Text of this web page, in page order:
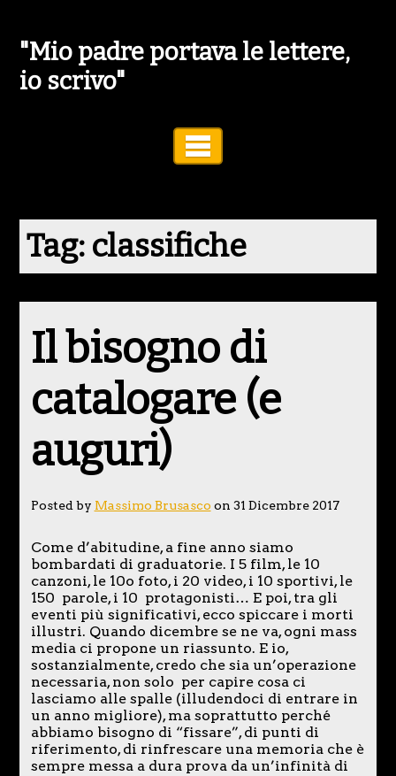
"Mio padre portava le lettere,
io scrivo"
Tag: classifiche
Il bisogno di
catalogare (e
auguri)
Posted by Massimo Brusasco on 31 Dicembre 2017
Come d’abitudine, a fine anno siamo
bombardati di graduatorie. I 5 film, le 10
canzoni, le 10o foto, i 20 video, i 10 sportivi, le
150 parole, i 10 protagonisti… E poi, tra gli
eventi più significativi, ecco spiccare i morti
illustri. Quando dicembre se ne va, ogni mass
media ci propone un riassunto. E io,
sostanzialmente, credo che sia un’operazione
necessaria, non solo per capire cosa ci
lasciamo alle spalle (illudendoci di entrare in
un anno migliore), ma soprattutto perché
abbiamo bisogno di “fissare”, di punti di
riferimento, di rinfrescare una memoria che è
sempre messa a dura prova da un’infinità di